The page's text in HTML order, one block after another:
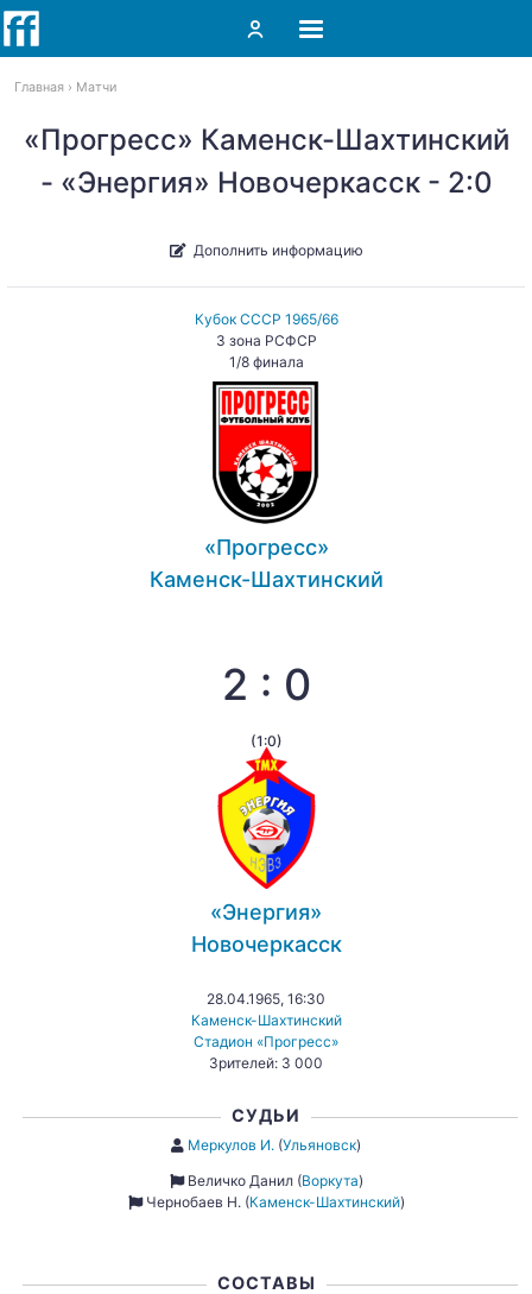
Главная Матчи
«Прогресс» Каменск-Шахтинский
- «Энергия» Новочеркасск - 2:0
Дополнить информацию
Кубок СССР 1965/66
3 зона РСФСР
1/8 финала
«Прогресс»
Каменск-Шахтинский
2 : 0
(1:0)
«Энергия»
Новочеркасск
28.04.1965, 16:30
Каменск-Шахтинский
Стадион «Прогресс»
Зрителей: 3 000
СУДЬИ
Меркулов И. (Ульяновск)
Величко Данил(Воркута)
Чернобаев Н.(Каменск-Шахтинский)
СОСТАВЫ